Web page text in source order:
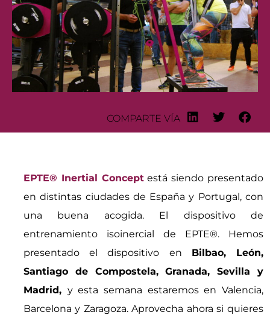
COMPARTE VÍA
EPTE® Inertial Conceptestá siendo presentado
en distintas ciudades de España y Portugal, con
una buena acogida. El dispositivo de
entrenamiento isoinercial de EPTE®. Hemos
presentado el dispositivo en Bilbao, León,
Santiago de Compostela, Granada, Sevilla y
Madrid, y esta semana estaremos en Valencia,
Barcelona y Zaragoza. Aprovecha ahora si quieres